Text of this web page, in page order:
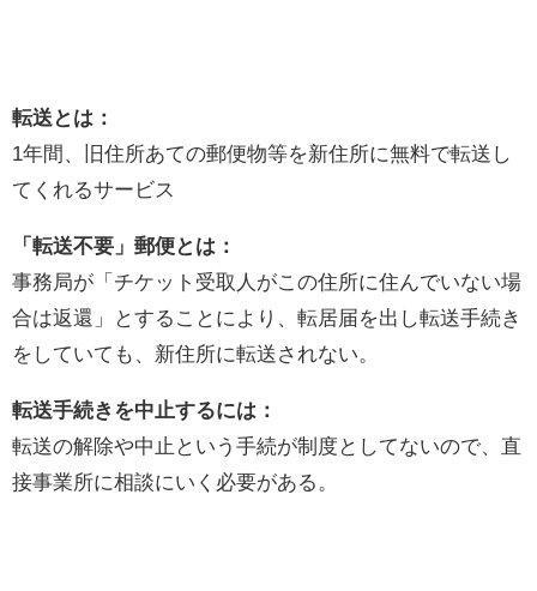
転送とは：
1年間、旧住所あての郵便物等を新住所に無料で転送し
てくれるサービス
「転送不要」郵便とは：
事務局が「チケット受取人がこの住所に住んでいない場
合は返還」とすることにより、転居届を出し転送手続き
をしていても、新住所に転送されない。
転送手続きを中止するには：
転送の解除や中止という手続が制度としてないので、直
接事業所に相談にいく必要がある。